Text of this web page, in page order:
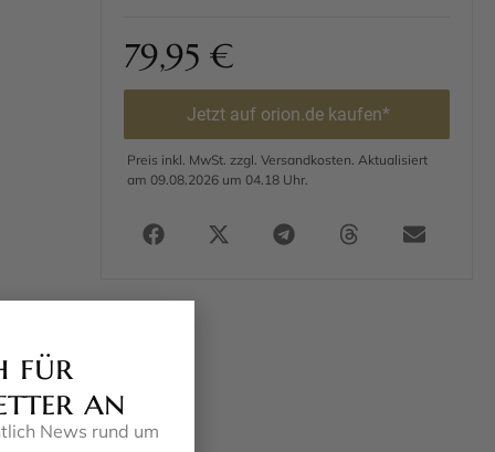
79,95 €
Jetzt auf orion.de kaufen*
Preis inkl. MwSt. zzgl. Versandkosten. Aktualisiert
am 09.08.2026 um 04.18 Uhr.
für
an
News rund um